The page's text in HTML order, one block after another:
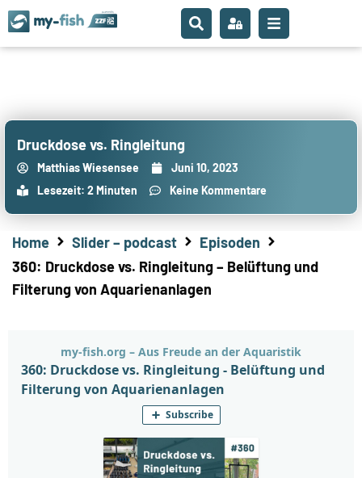
Druckdose vs. Ringleitung
Matthias Wiesensee
Juni 10, 2023
Lesezeit: 2 Minuten
Keine Kommentare
Home Slider – podcast
Episoden
360: Druckdose vs. Ringleitung – Belüftung und
Filterung von Aquarienanlagen